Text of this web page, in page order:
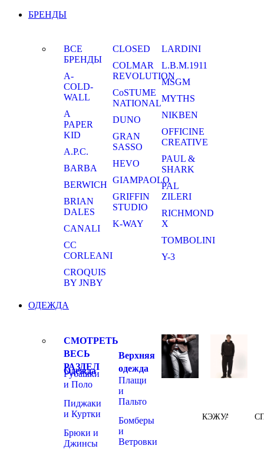
БРЕНДЫ
ВСЕ
БРЕНДЫ
A-
COLD-
WALL
A
PAPER
KID
A.P.C.
BARBA
BERWICH
BRIAN
DALES
CANALI
CC
CORLEANI
CROQUIS
BY JNBY
CLOSED
COLMAR
REVOLUTION
CoSTUME
NATIONAL
DUNO
GRAN
SASSO
HEVO
GIAMPAOLO
GRIFFIN
STUDIO
K-WAY
LARDINI
L.B.M.1911
MSGM
MYTHS
NIKBEN
OFFICINE
CREATIVE
PAUL &
SHARK
PAL
ZILERI
RICHMOND
X
TOMBOLINI
Y-3
ОДЕЖДА
СМОТРЕТЬ
ВЕСЬ
РАЗДЕЛ
Одежда
Рубашки
и Поло
Пиджаки
и Куртки
Брюки и
Джинсы
Верхняя
одежда
Плащи
и
Пальто
Бомберы
и
Ветровки
КЭЖУАЛ